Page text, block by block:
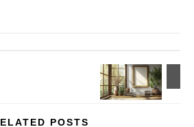
POSTS